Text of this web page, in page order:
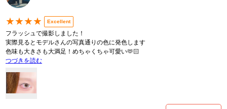
★★★★ Excellent
フラッシュで撮影しました！
実際見るとモデルさんの写真通りの色に発色します
色味も大きさも大満足！めちゃくちゃ可愛い🫶🏻
つづきを読む